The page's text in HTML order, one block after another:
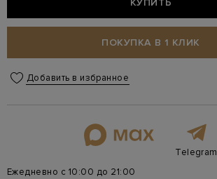
ПОКУПКА В 1 КЛИК
Добавить в избранное
Telegram
Ежедневно с 10:00 до 21:00